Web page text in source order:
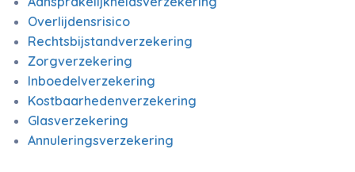
Overlijdensrisico
Rechtsbijstandverzekering
Zorgverzekering
Inboedelverzekering
Kostbaarhedenverzekering
Glasverzekering
Annuleringsverzekering